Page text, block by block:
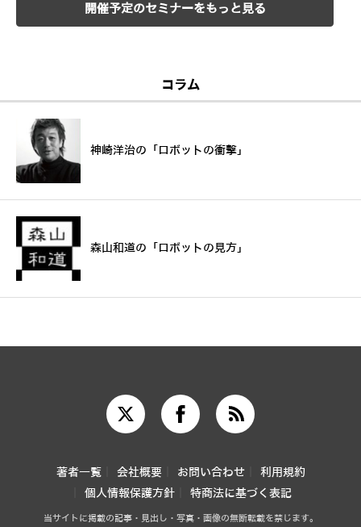
開催予定のセミナーをもっと見る
コラム
神崎洋治の「ロボットの衝撃」
森山和道の「ロボットの見方」
著者一覧 会社概要 お問い合わせ
利用規約
個人情報保護方針
特商法に基づく表記
当サイトに掲載の記事・見出し・写真・画像の無断転載を禁じます。